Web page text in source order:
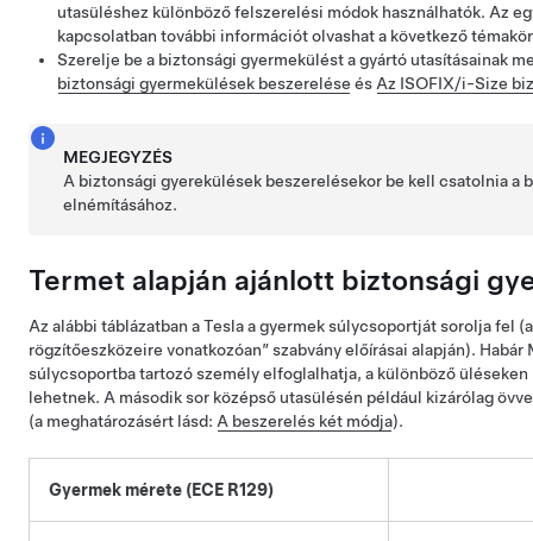
utasüléshez különböző felszerelési módok használhatók. Az
kapcsolatban további információt olvashat a következő
Szerelje be a biztonsági gyermekülést a gyártó utasításainak
biztonsági gyermekülések beszerelése és Az ISOFIX/i-Size
MEGJEGYZÉS
A biztonsági gyerekülések beszerelésekor be kell csatolnia
elnémításához.
Termet alapján ajánlott biztonsági
Az alábbi táblázatban a Tesla a gyermek súlycsoportját sorolja fel
rögzítőeszközeire vonatkozóan” szabvány előírásai alapján). Habár
súlycsoportba tartozó személy elfoglalhatja, a különböző
lehetnek. A második sor középső utasülésén például kizárólag
(a meghatározásért lásd: A beszerelés két módja).
Gyermek mérete (ECE R129)